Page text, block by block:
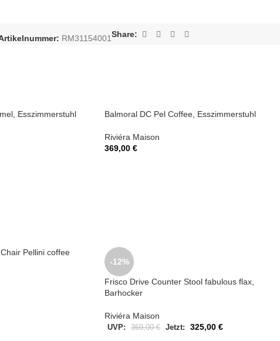
RM31154001Share:
Esszimmerstuhl Balmoral DC Pel Coffee, Esszimmerstuhl
Riviéra Maison
369,00 €
Pellini coffee
-12%
Frisco Drive Counter Stool fabulous flax,
Barhocker
Riviéra Maison
UVP: 369,00€ Jetzt: 325,00 €